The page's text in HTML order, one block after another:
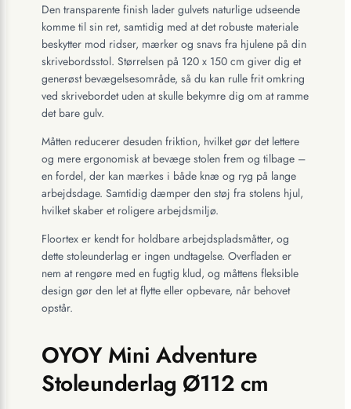
Den transparente finish lader gulvets naturlige udseende
komme til sin ret, samtidig med at det robuste materiale
beskytter mod ridser, mærker og snavs fra hjulene på din
skrivebordsstol. Størrelsen på 120 x 150 cm giver dig et
generøst bevægelsesområde, så du kan rulle frit omkring
ved skrivebordet uden at skulle bekymre dig om at ramme
det bare gulv.
Måtten reducerer desuden friktion, hvilket gør det lettere
og mere ergonomisk at bevæge stolen frem og tilbage –
en fordel, der kan mærkes i både knæ og ryg på lange
arbejdsdage. Samtidig dæmper den støj fra stolens hjul,
hvilket skaber et roligere arbejdsmiljø.
Floortex er kendt for holdbare arbejdspladsmåtter, og
dette stoleunderlag er ingen undtagelse. Overfladen er
nem at rengøre med en fugtig klud, og måttens fleksible
design gør den let at flytte eller opbevare, når behovet
opstår.
OYOY Mini Adventure
Stoleunderlag Ø112 cm